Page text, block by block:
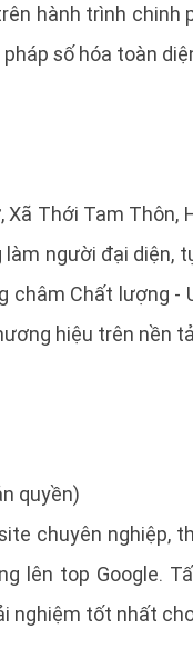
hành trình
số hóa toàn
Thới Tam Thôn,
người đại diện,
châm Chất lượng
hiệu trên nền
quyền)
chuyên nghiệp,
lên top Google.
nghiệm tốt nhất